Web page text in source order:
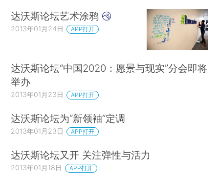
达沃斯论坛艺术涂鸦
2013年01月24日 APP打开
达沃斯论坛“中国2020：愿景与现实”分会即将
举办
2013年01月23日 APP打开
达沃斯论坛为“新领袖”定调
2013年01月23日 APP打开
达沃斯论坛又开 关注弹性与活力
2013年01月18日 APP打开